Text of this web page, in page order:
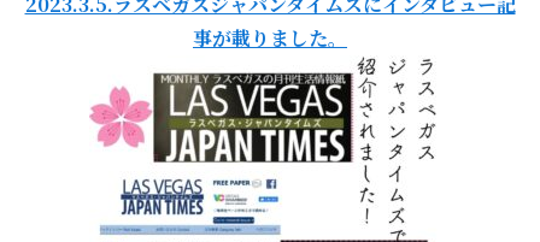
事が載りました。